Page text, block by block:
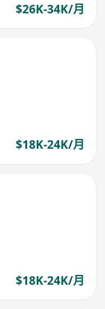
$26K-34K/月
$18K-24K/月
$18K-24K/月